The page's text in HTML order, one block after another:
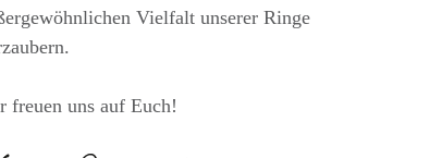
Vielfalt unserer Ringe
freuen uns auf Euch!